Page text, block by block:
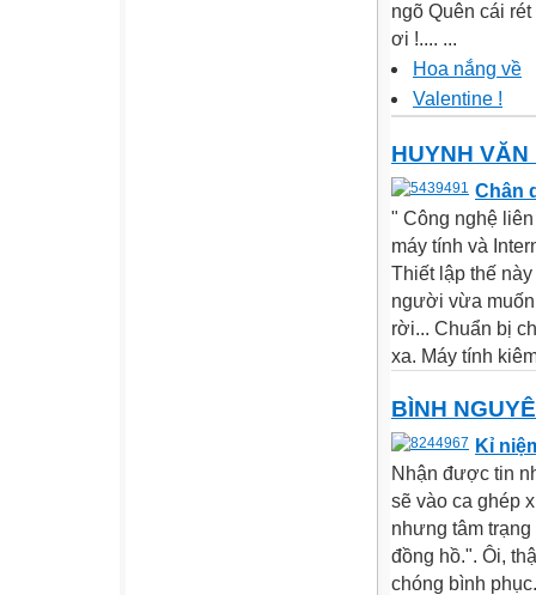
ngõ Quên cái
ơi !.... ...
Hoa nắng về
Valentine !
HUYNH VĂN
Chân
" Công nghệ
máy tính và
Thiết lập thế
người vừa
rời... Chuẩn bị
xa. Máy tính
BÌNH
Kỉ
Nhận được tin
sẽ vào ca ghép
nhưng tâm
đồng hồ.". Ôi,
chóng bình